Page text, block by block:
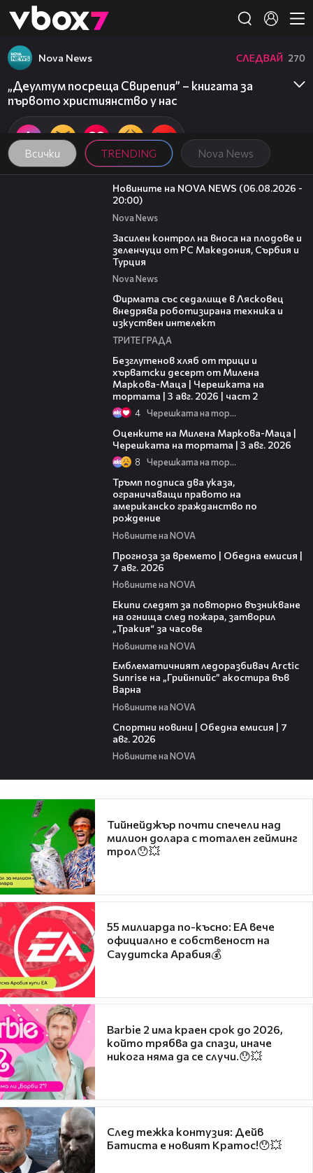
👾
Всички TRENDING Nova News
Nova News СЛЕДВАЙ 270
„Деултум посреща Свирепия” – книгата за
първото християнство у нас
23:12
Новините на NOVA NEWS (06.08.2026 -
20:00)
Nova News
Засилен контрол на вноса на плодове и
зеленчуци от РС Македония, Сърбия и
Турция
Nova News
Фирмата със седалище в Лясковец
внедрява роботизирана техника и
изкуствен интелект
ТРИТЕ ГРАДА
Безглутенов хляб от трици и
хърватски десерт от Милена
Маркова-Маца | Черешката на
тортата | 3 авг. 2026 | част 2
4 Черешката на тортата
Оценките на Милена Маркова-Маца |
Черешката на тортата | 3 авг. 2026
8 Черешката на тортата
Тръмп подписа два указа,
ограничаващи правото на
американско гражданство по
рождение
Новините на NOVA
Прогноза за времето | Обедна емисия |
7 авг. 2026
Новините на NOVA
Екипи следят за повторно възникване
на огнища след пожара, затворил
„Тракия“ за часове
Новините на NOVA
Емблематичният ледоразбивач Arctic
Sunrise на „Грийнпийс” акостира във
Варна
Новините на NOVA
Спортни новини | Обедна емисия | 7
aвг. 2026
Новините на NOVA
Тийнейджър почти спечели над
милион долара с тотален гейминг
трол😯💥
55 милиарда по-късно: EA вече
официално е собственост на
Саудитска Арабия💰
Barbie 2 има краен срок до 2026,
който трябва да спази, иначе
никога няма да се случи.😯💥
След тежка контузия: Дейв
Батиста е новият Кратос!😯💥